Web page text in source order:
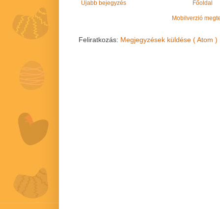
Újabb bejegyzés Főoldal
Mobilverzió
Feliratkozás: Megjegyzések küldése ( Atom )